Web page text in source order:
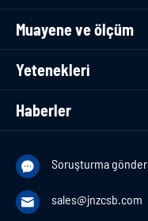
Muayene ve ölçüm
Yetenekleri
Haberler
 Soruşturma gönder
 sales@jnzcsb.com